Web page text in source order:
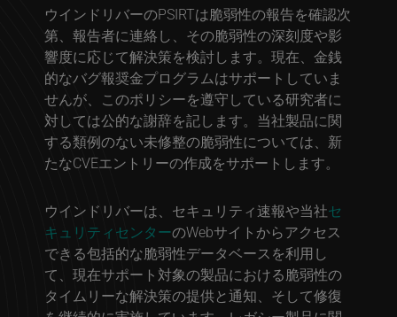
ウインドリバーのPSIRTは脆弱性の報告を確認次
第、報告者に連絡し、その脆弱性の深刻度や影
響度に応じて解決策を検討します。現在、金銭
的なバグ報奨金プログラムはサポートしていま
せんが、このポリシーを遵守している研究者に
対しては公的な謝辞を記します。当社製品に関
する類例のない未修整の脆弱性については、新
たなCVEエントリーの作成をサポートします。
ウインドリバーは、セキュリティ速報や当社セ
キュリティセンターのWebサイトからアクセス
できる包括的な脆弱性データベースを利用し
て、現在サポート対象の製品における脆弱性の
タイムリーな解決策の提供と通知、そして修復